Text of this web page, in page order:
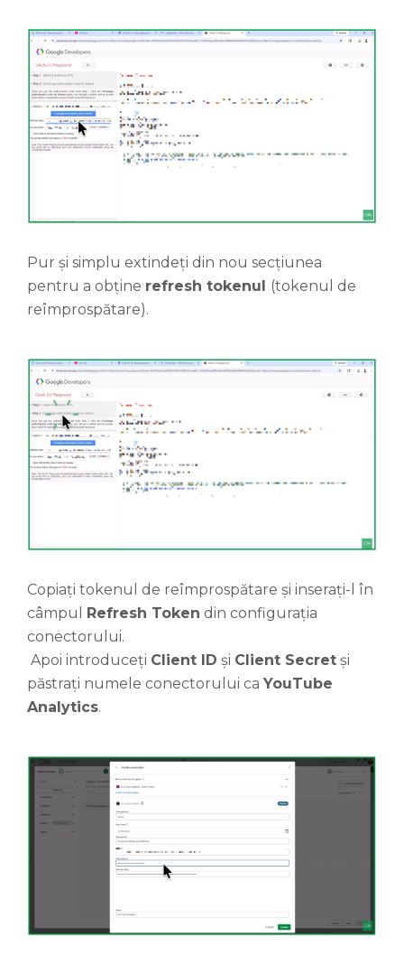
Pur și simplu extindeți din nou secțiunea
pentru a obține refresh tokenul (tokenul de
reîmprospătare).
Copiați tokenul de reîmprospătare și inserați-l în
câmpul
Refresh Token din configurația
conectorului.
Apoi introduceți Client ID și Client Secret și
păstrați numele conectorului ca YouTube
Analytics.